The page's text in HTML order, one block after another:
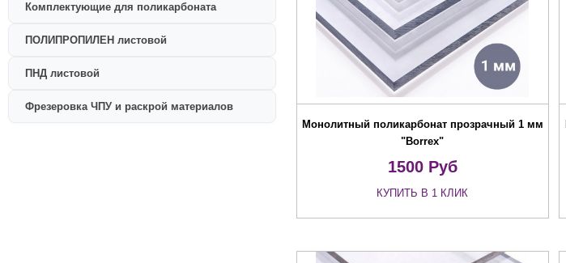
Комплектующие для поликарбоната
ПОЛИПРОПИЛЕН листовой
ПНД листовой
Фрезеровка ЧПУ и раскрой материалов
Монолитный поликарбонат прозрачный 1 мм
"Borrex"
1500Руб
КУПИТЬ В 1 КЛИК